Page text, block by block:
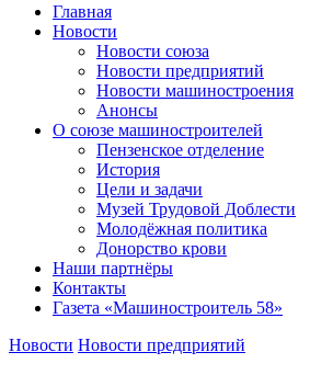
Главная
Новости
Новости союза
Новости предприятий
Новости машиностроения
Анонсы
О союзе машиностроителей
Пензенское отделение
История
Цели и задачи
Музей Трудовой Доблести
Молодёжная политика
Донорство крови
Наши партнёры
Контакты
Газета «Машиностроитель 58»
Новости Новости предприятий